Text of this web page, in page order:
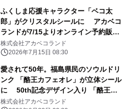
ふくしま応援キャラクター「ベコ太
郎」がクリスタルシールに アカベコ
ランドが7/15よりオンライン予約販売
を開始
株式会社アカベコランド
2026年7月15日 08:30
愛されて50年。福島県民のソウルドリ
ンク 「酪王カフェオレ」が立体シール
に 50th記念デザイン入り 「酪王協
同乳業クリスタルシール
株式会社アカベコランド